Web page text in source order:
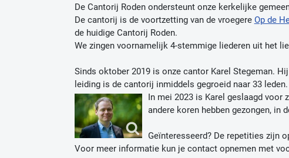
De Cantorij Roden ondersteunt onze kerkelijke
De cantorij is de voortzetting van de vroegere Op de
de huidige Cantorij Roden.
We zingen voornamelijk 4-stemmige liederen uit het
Sinds oktober 2019 is onze cantor Karel Stegeman.
leiding is de cantorij inmiddels gegroeid naar 33 leden.
In mei 2023 is Karel geslaagd voor
andere koren hebben gezongen, in
Geïnteresseerd? De repetities zijn
Voor meer informatie kun je contact opnemen met